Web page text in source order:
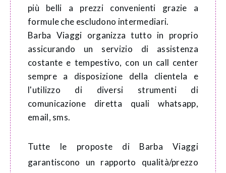
più belli a prezzi convenienti grazie a
formule che escludono intermediari.
Barba Viaggi organizza tutto in proprio
assicurando un servizio di assistenza
costante e tempestivo, con un call center
sempre a disposizione della clientela e
l'utilizzo di diversi strumenti di
comunicazione diretta quali whatsapp,
email, sms.
Tutte le proposte di Barba Viaggi
garantiscono un rapporto qualità/prezzo